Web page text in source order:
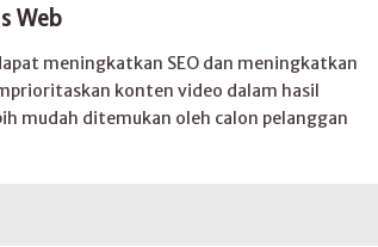
Web
meningkatkan SEO dan meningkatkan
konten video dalam hasil
mudah ditemukan oleh calon pelanggan